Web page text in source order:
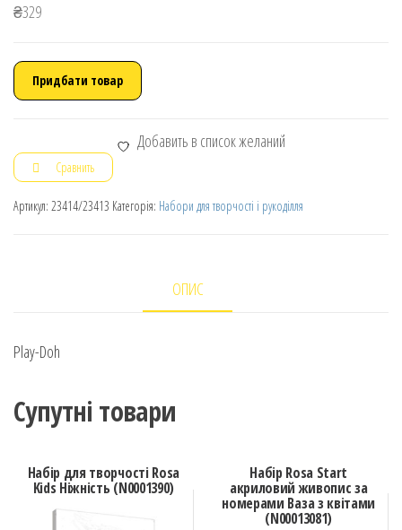
₴329
Придбати товар
Добавить в список желаний
Сравнить
Артикул: 23414/23413 Категорія: Набори для творчості і рукоділля
ОПИС
Play-Doh
Супутні товари
Набір для творчості Rosa
Kids Ніжність (N0001390)
Набір Rosa Start
акриловий живопис за
номерами Ваза з квітами
(N00013081)